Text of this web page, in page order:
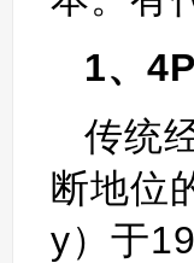
1、
传统
断地位
y）于